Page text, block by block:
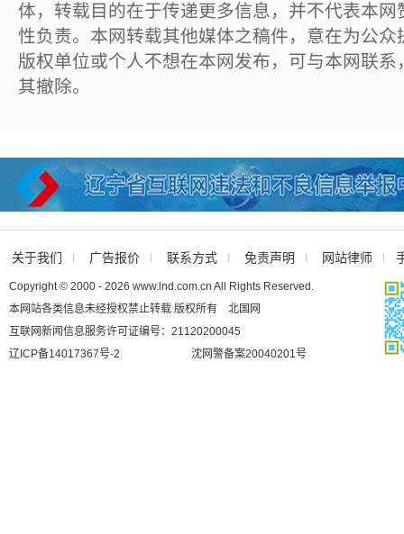
体，转载目的在于传递更多信息，并不代表本
性负责。本网转载其他媒体之稿件，意在为公
版权单位或个人不想在本网发布，可与本网联
其撤除。
关于我们 广告报价 联系方式 免责声明 网站律师
Copyright © 2000 - 2026 www.lnd.com.cn All Rights Reserved.
本网站各类信息未经授权禁止转载 版权所有 北国网
互联网新闻信息服务许可证编号：21120200045
辽ICP备14017367号-2
沈网警备案20040201号